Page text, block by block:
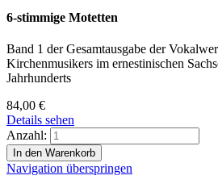
6-stimmige Motetten
Band 1 der Gesamtausgabe der
Kirchenmusikers im ernestinischen
Jahrhunderts
84,00 €
Details sehen
Anzahl:
Navigation überspringen